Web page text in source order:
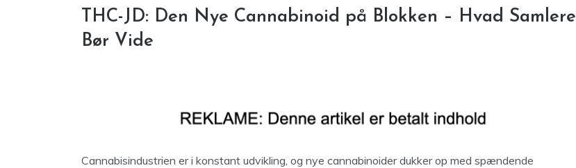
THC-JD: Den Nye Cannabinoid på Blokken – Hvad Samlere
Bør Vide
Cannabisindustrien er i konstant udvikling, og nye cannabinoider dukker op med spændende